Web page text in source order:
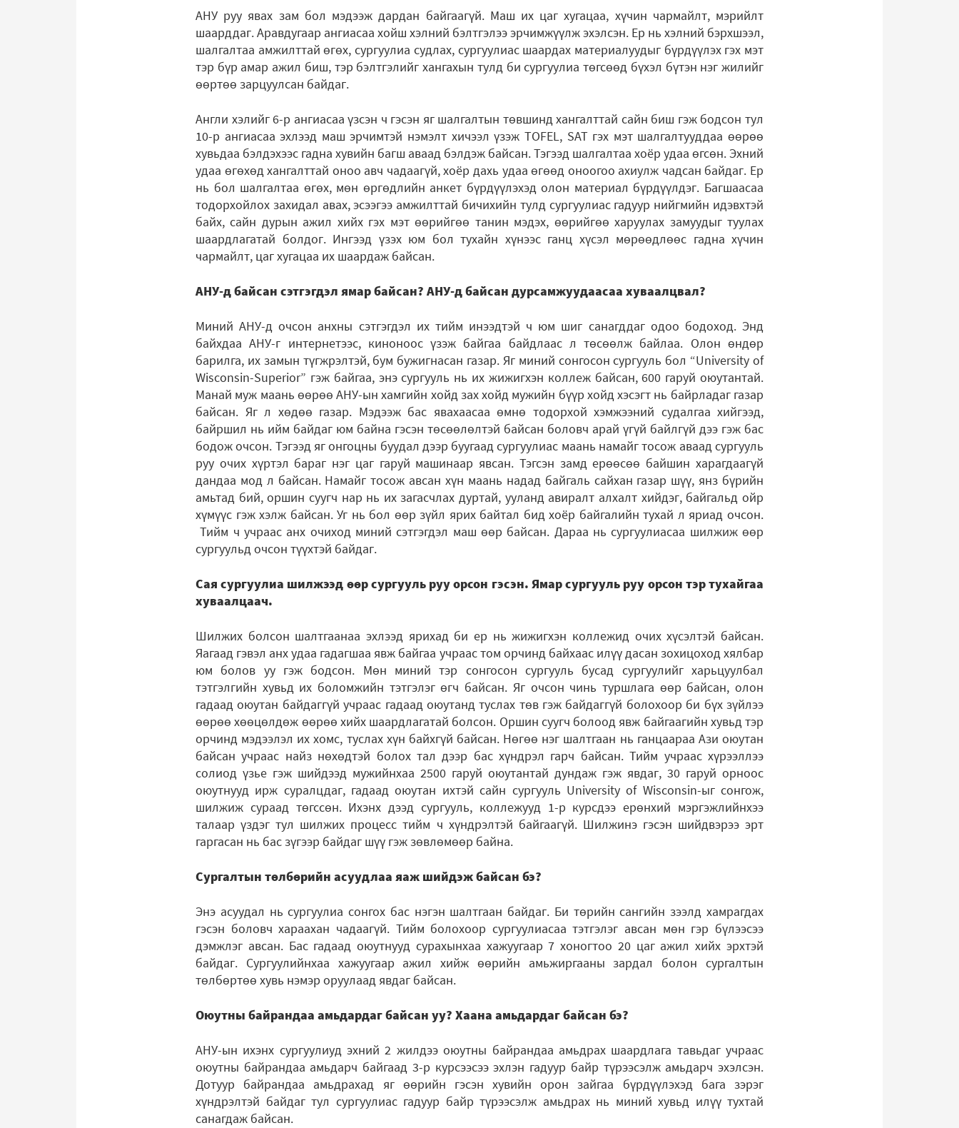
АНУ руу явах зам бол мэдээж дардан байгаагүй. Маш их цаг хугацаа, хүчин чармайлт, мэрийлт
шаарддаг. Аравдугаар ангиасаа хойш хэлний бэлтгэлээ эрчимжүүлж эхэлсэн. Ер нь хэлний бэрхшээл,
шалгалтаа амжилттай өгөх, сургуулиа судлах, сургуулиас шаардах материалуудыг бүрдүүлэх гэх мэт
тэр бүр амар ажил биш, тэр бэлтгэлийг хангахын тулд би сургуулиа төгсөөд бүхэл бүтэн нэг жилийг
өөртөө зарцуулсан байдаг.
Англи хэлийг 6-р ангиасаа үзсэн ч гэсэн яг шалгалтын төвшинд хангалттай сайн биш гэж бодсон тул
10-р ангиасаа эхлээд маш эрчимтэй нэмэлт хичээл үзэж TOFEL, SAT гэх мэт шалгалтууддаа өөрөө
хувьдаа бэлдэхээс гадна хувийн багш аваад бэлдэж байсан. Тэгээд шалгалтаа хоёр удаа өгсөн. Эхний
удаа өгөхөд хангалттай оноо авч чадаагүй, хоёр дахь удаа өгөөд оноогоо ахиулж чадсан байдаг. Ер
нь бол шалгалтаа өгөх, мөн өргөдлийн анкет бүрдүүлэхэд олон материал бүрдүүлдэг. Багшаасаа
тодорхойлох захидал авах, эсээгээ амжилттай бичихийн тулд сургуулиас гадуур нийгмийн идэвхтэй
байх, сайн дурын ажил хийх гэх мэт өөрийгөө танин мэдэх, өөрийгөө харуулах замуудыг туулах
шаардлагатай болдог. Ингээд үзэх юм бол тухайн хүнээс ганц хүсэл мөрөөдлөөс гадна хүчин
чармайлт, цаг хугацаа их шаардаж байсан.
АНУ-д байсан сэтгэгдэл ямар байсан? АНУ-д байсан дурсамжуудаасаа хуваалцвал?
Миний АНУ-д очсон анхны сэтгэгдэл их тийм инээдтэй ч юм шиг санагддаг одоо бодоход. Энд
байхдаа АНУ-г интернетээс, киноноос үзэж байгаа байдлаас л төсөөлж байлаа. Олон өндөр
барилга, их замын түгжрэлтэй, бум бужигнасан газар. Яг миний сонгосон сургууль бол “University of
Wisconsin-Superior” гэж байгаа, энэ сургууль нь их жижигхэн коллеж байсан, 600 гаруй оюутантай.
Манай муж маань өөрөө АНУ-ын хамгийн хойд зах хойд мужийн бүүр хойд хэсэгт нь байрладаг газар
байсан. Яг л хөдөө газар. Мэдээж бас явахаасаа өмнө тодорхой хэмжээний судалгаа хийгээд,
байршил нь ийм байдаг юм байна гэсэн төсөөлөлтэй байсан боловч арай үгүй байлгүй дээ гэж бас
бодож очсон. Тэгээд яг онгоцны буудал дээр буугаад сургуулиас маань намайг тосож аваад сургууль
руу очих хүртэл бараг нэг цаг гаруй машинаар явсан. Тэгсэн замд ерөөсөө байшин харагдаагүй
дандаа мод л байсан. Намайг тосож авсан хүн маань надад байгаль сайхан газар шүү, янз бүрийн
амьтад бий, оршин суугч нар нь их загасчлах дуртай, ууланд авиралт алхалт хийдэг, байгальд ойр
хүмүүс гэж хэлж байсан. Уг нь бол өөр зүйл ярих байтал бид хоёр байгалийн тухай л яриад очсон.
Тийм ч учраас анх очиход миний сэтгэгдэл маш өөр байсан. Дараа нь сургуулиасаа шилжиж өөр
сургуульд очсон түүхтэй байдаг.
Сая сургуулиа шилжээд өөр сургууль руу орсон гэсэн. Ямар сургууль руу орсон тэр тухайгаа
хуваалцаач.
Шилжих болсон шалтгаанаа эхлээд ярихад би ер нь жижигхэн коллежид очих хүсэлтэй байсан.
Яагаад гэвэл анх удаа гадагшаа явж байгаа учраас том орчинд байхаас илүү дасан зохицоход хялбар
юм болов уу гэж бодсон. Мөн миний тэр сонгосон сургууль бусад сургуулийг харьцуулбал
тэтгэлгийн хувьд их боломжийн тэтгэлэг өгч байсан. Яг очсон чинь туршлага өөр байсан, олон
гадаад оюутан байдаггүй учраас гадаад оюутанд туслах төв гэж байдаггүй болохоор би бүх зүйлээ
өөрөө хөөцөлдөж өөрөө хийх шаардлагатай болсон. Оршин суугч болоод явж байгаагийн хувьд тэр
орчинд мэдээлэл их хомс, туслах хүн байхгүй байсан. Нөгөө нэг шалтгаан нь ганцаараа Ази оюутан
байсан учраас найз нөхөдтэй болох тал дээр бас хүндрэл гарч байсан. Тийм учраас хүрээллээ
солиод үзье гэж шийдээд мужийнхаа 2500 гаруй оюутантай дундаж гэж явдаг, 30 гаруй орноос
оюутнууд ирж суралцдаг, гадаад оюутан ихтэй сайн сургууль University of Wisconsin-ыг сонгож,
шилжиж сураад төгссөн. Ихэнх дээд сургууль, коллежууд 1-р курсдээ ерөнхий мэргэжлийнхээ
талаар үздэг тул шилжих процесс тийм ч хүндрэлтэй байгаагүй. Шилжинэ гэсэн шийдвэрээ эрт
гаргасан нь бас зүгээр байдаг шүү гэж зөвлөмөөр байна.
Сургалтын төлбөрийн асуудлаа яаж шийдэж байсан бэ?
Энэ асуудал нь сургуулиа сонгох бас нэгэн шалтгаан байдаг. Би төрийн сангийн зээлд хамрагдах
гэсэн боловч хараахан чадаагүй. Тийм болохоор сургуулиасаа тэтгэлэг авсан мөн гэр бүлээсээ
дэмжлэг авсан. Бас гадаад оюутнууд сурахынхаа хажуугаар 7 хоногтоо 20 цаг ажил хийх эрхтэй
байдаг. Сургуулийнхаа хажуугаар ажил хийж өөрийн амьжиргааны зардал болон сургалтын
төлбөртөө хувь нэмэр оруулаад явдаг байсан.
Оюутны байрандаа амьдардаг байсан уу? Хаана амьдардаг байсан бэ?
АНУ-ын ихэнх сургуулиуд эхний 2 жилдээ оюутны байрандаа амьдрах шаардлага тавьдаг учраас
оюутны байрандаа амьдарч байгаад 3-р курсээсээ эхлэн гадуур байр түрээсэлж амьдарч эхэлсэн.
Дотуур байрандаа амьдрахад яг өөрийн гэсэн хувийн орон зайгаа бүрдүүлэхэд бага зэрэг
хүндрэлтэй байдаг тул сургуулиас гадуур байр түрээсэлж амьдрах нь миний хувьд илүү тухтай
санагдаж байсан.